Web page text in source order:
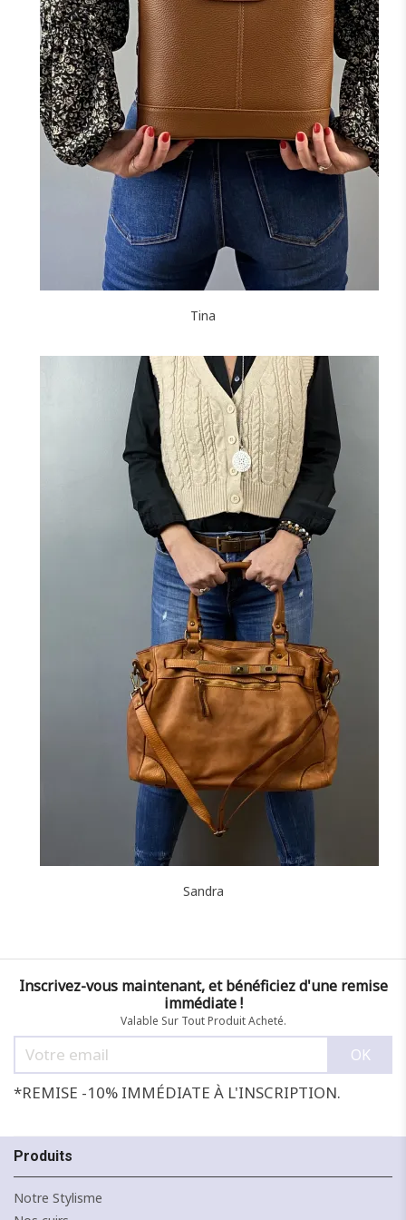
NOIR MARINECAMEL
F
ROUGE
FONCÉ
J'ajoute à mon panier !
NOIRCAMEL
F
ROUGE
J'ajoute à mon panier !
Tina
Sandra
Inscrivez-vous maintenant, et bénéficiez d'une remise
immédiate !
Valable Sur Tout Produit Acheté.
*REMISE -10% IMMÉDIATE À L'INSCRIPTION.
Produits
Notre Stylisme